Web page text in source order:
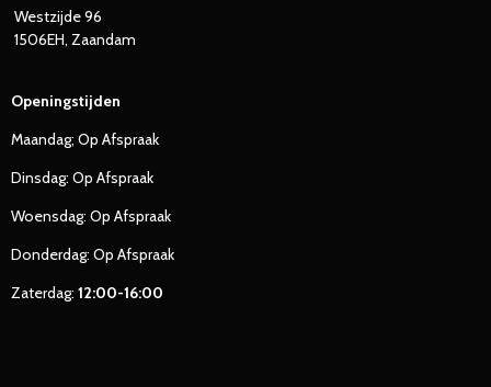
Westzijde 96
1506EH, Zaandam
Openingstijden
Maandag; Op Afspraak
Dinsdag: Op Afspraak
Woensdag: Op Afspraak
Donderdag: Op Afspraak
Zaterdag: 12:00-16:00